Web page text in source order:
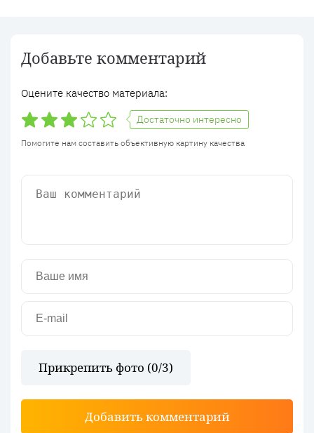
Добавьте комментарий
Оцените качество материала:
Достаточно интересно
Помогите нам составить объективную картину качества
Прикрепить фото (0/3)
Добавить комментарий